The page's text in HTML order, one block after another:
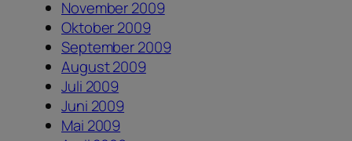
November 2009
Oktober 2009
September 2009
August 2009
Juli 2009
Juni 2009
Mai 2009